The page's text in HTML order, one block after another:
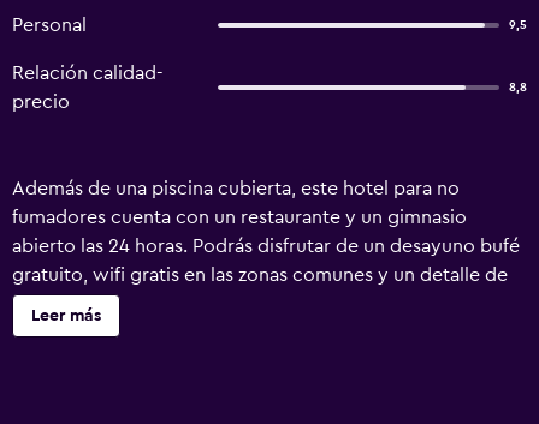
Personal 9,5
Relación calidad-
precio
8,8
Además de una piscina cubierta, este hotel para no
fumadores cuenta con un restaurante y un gimnasio
abierto las 24 horas. Podrás disfrutar de un desayuno bufé
gratuito, wifi gratis en las zonas comunes y un detalle de
bienvenida gratuito. También encontrarás un bar o lounge,
un centro de negocios disponible las 24 horas y una
Leer más